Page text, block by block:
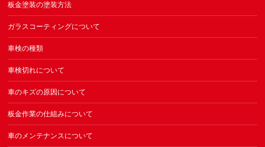
板金塗装の塗装方法
ガラスコーティングについて
車検の種類
車検切れについて
車のキズの原因について
板金作業の仕組みについて
車のメンテナンスについて